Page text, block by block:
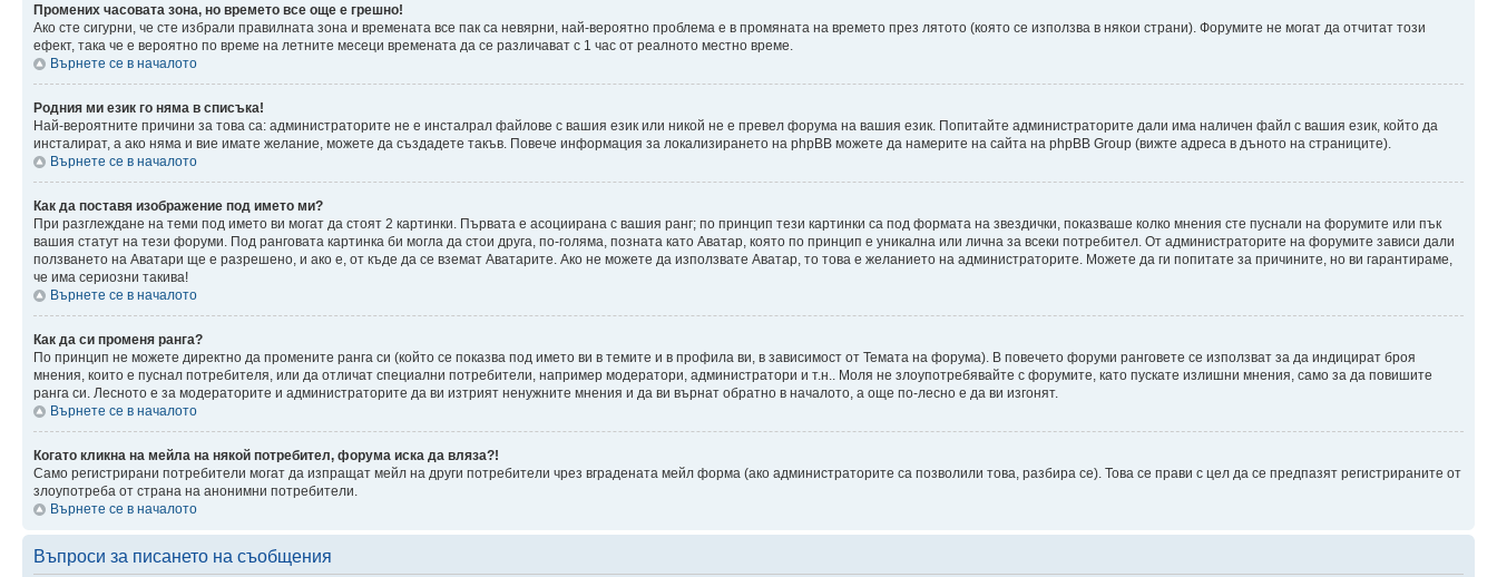
Промених часовата зона, но времето все още е грешно!
Ако сте сигурни, че сте избрали правилната зона и времената все пак са невярни, най-вероятно проблема е в промяната на времето през лятото (която се използва в някои страни). Форумите не могат да отчитат този
ефект, така че е вероятно по време на летните месеци времената да се различават с 1 час от реалното местно време.
Върнете се в началото
Родния ми език го няма в списъка!
Най-вероятните причини за това са: администраторите не е инсталрал файлове с вашия език или никой не е превел форума на вашия език. Попитайте администраторите дали има наличен файл с вашия език, който да
инсталират, а ако няма и вие имате желание, можете да създадете такъв. Повече информация за локализирането на phpBB можете да намерите на сайта на phpBB Group (вижте адреса в дъното на страниците).
Върнете се в началото
Как да поставя изображение под името ми?
При разглеждане на теми под името ви могат да стоят 2 картинки. Първата е асоциирана с вашия ранг; по принцип тези картинки са под формата на звездички, показваше колко мнения сте пуснали на форумите или пък
вашия статут на тези форуми. Под ранговата картинка би могла да стои друга, по-голяма, позната като Аватар, която по принцип е уникална или лична за всеки потребител. От администраторите на форумите зависи дали
ползването на Аватари ще е разрешено, и ако е, от къде да се вземат Аватарите. Ако не можете да използвате Аватар, то това е желанието на администраторите. Можете да ги попитате за причините, но ви гарантираме,
че има сериозни такива!
Върнете се в началото
Как да си променя ранга?
По принцип не можете директно да промените ранга си (който се показва под името ви в темите и в профила ви, в зависимост от Темата на форума). В повечето форуми ранговете се използват за да индицират броя
мнения, които е пуснал потребителя, или да отличат специални потребители, например модератори, администратори и т.н.. Моля не злоупотребявайте с форумите, като пускате излишни мнения, само за да повишите
ранга си. Лесното е за модераторите и администраторите да ви изтрият ненужните мнения и да ви върнат обратно в началото, а още по-лесно е да ви изгонят.
Върнете се в началото
Когато кликна на мейла на някой потребител, форума иска да вляза?!
Само регистрирани потребители могат да изпращат мейл на други потребители чрез вградената мейл форма (ако администраторите са позволили това, разбира се). Това се прави с цел да се предпазят регистрираните от
злоупотреба от страна на анонимни потребители.
Върнете се в началото
Въпроси за писането на съобщения